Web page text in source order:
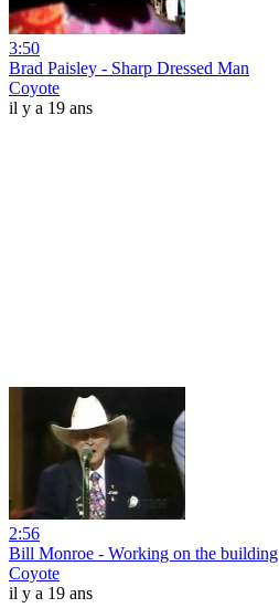
3:50
Brad Paisley - Sharp Dressed Man
Coyote
il y a 19 ans
2:56
Bill Monroe - Working on the building
Coyote
il y a 19 ans